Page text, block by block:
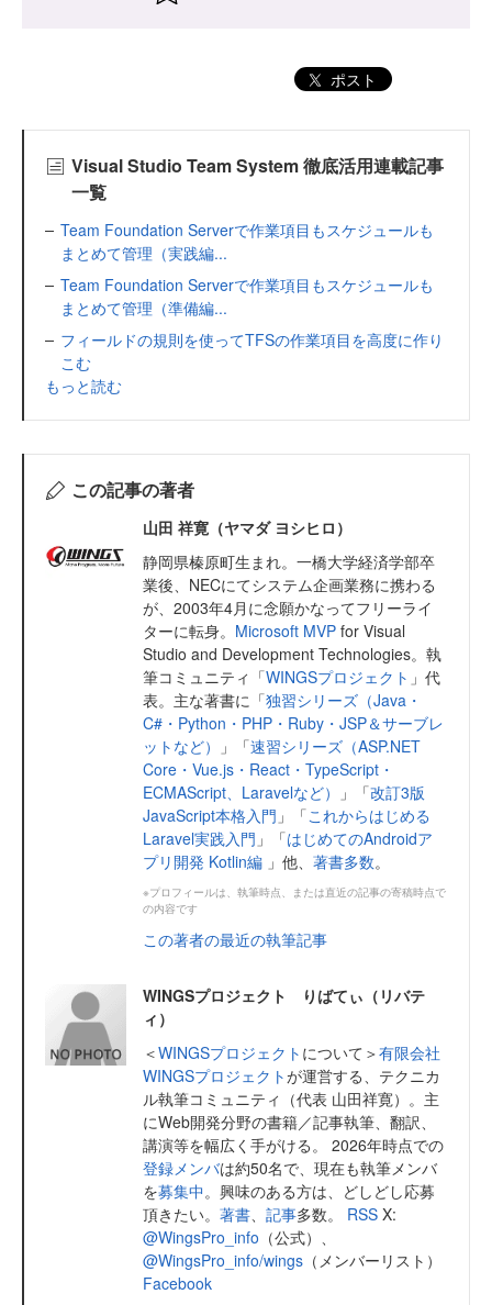
ポスト
Visual Studio Team System 徹底活用連載記事
一覧
Team Foundation Serverで作業項目もスケジュールも
まとめて管理（実践編...
Team Foundation Serverで作業項目もスケジュールも
まとめて管理（準備編...
フィールドの規則を使ってTFSの作業項目を高度に作り
こむ
もっと読む
この記事の著者
山田 祥寛（ヤマダ ヨシヒロ）
静岡県榛原町生まれ。一橋大学経済学部卒
業後、NECにてシステム企画業務に携わる
が、2003年4月に念願かなってフリーライ
ターに転身。 Microsoft MVP for Visual
Studio and Development Technologies。執
筆コミュニティ「WINGSプロジェクト 」代
表。主な著書に「独習シリーズ（Java・
C#・Python・PHP・Ruby・JSP＆サーブレ
ットなど）
」「速習シリーズ（ASP.NET
Core・Vue.js・React・TypeScript・
ECMAScript、Laravelなど）
」「改訂3版
JavaScript本格入門 」「これからはじめる
Laravel実践入門 」「はじめてのAndroidア
プリ開発 Kotlin編 」他、 著書多数。
※プロフィールは、執筆時点、または直近の記事の寄稿時点で
の内容です
この著者の最近の執筆記事
WINGSプロジェクト りばてぃ（リバテ
ィ）
＜WINGSプロジェクト について＞有限会社
WINGSプロジェクトが運営する、テクニカ
ル執筆コミュニティ（代表 山田祥寛）。主
にWeb開発分野の書籍／記事執筆、翻訳、
講演等を幅広く手がける。 2026年時点での
登録メンバは約50名で、現在も執筆メンバ
を募集中。興味のある方は、どしどし応募
頂きたい。 著書、 記事多数。 RSS X:
@WingsPro_info （公式）、
@WingsPro_info/wings （メンバーリスト）
Facebook